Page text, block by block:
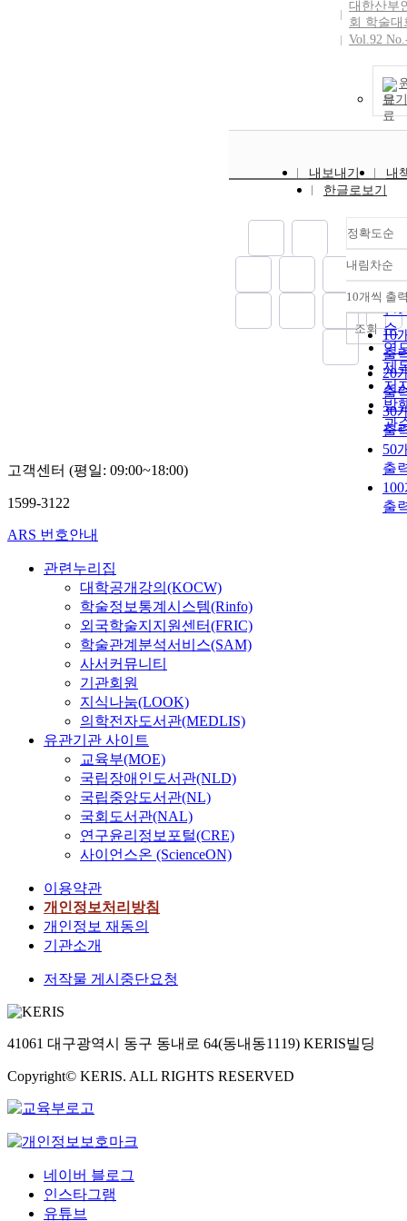
대한산부
회 학술대
Vol.92
보기
내보내기
내
한글로보기
정확도순
정
순
인
순
연
제
저
발
관
내림차순
내
10개씩 출
10
출
20
출
30
출
50
출
출
조회
고객센터 (평일: 09:00~18:00)
1599-3122
ARS 번호안내
관련누리집
대학공개강의(KOCW)
학술정보통계시스템(Rinfo)
외국학술지지원센터(FRIC)
학술관계분석서비스(SAM)
사서커뮤니티
기관회원
지식나눔(LOOK)
의학전자도서관(MEDLIS)
유관기관 사이트
교육부(MOE)
국립장애인도서관(NLD)
국립중앙도서관(NL)
국회도서관(NAL)
연구윤리정보포털(CRE)
사이언스온 (ScienceON)
이용약관
개인정보처리방침
개인정보 재동의
기관소개
저작물 게시중단요청
41061 대구광역시 동구 동내로 64(동내동1119) KERIS빌딩
Copyright© KERIS. ALL RIGHTS RESERVED
네이버 블로그
인스타그램
유튜브